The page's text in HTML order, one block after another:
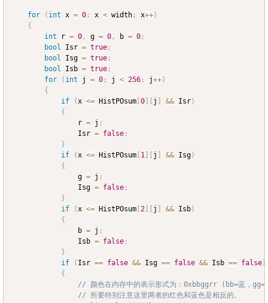
for ( int x = 0 ; x < width ; x++)
{
int r = 0 , g = 0 , b = 0 ;
bool
Isr = true ;
bool
Isg = true ;
bool
Isb = true ;
for
( int j = 0 ; j < 256 ; j++)
{
if
( x <= HistPOsum [0] [ j ] && Isr)
{
				r
= j ;
				Isr
= false ;
}
if
( x <= HistPOsum [ 1 ] [ j ] && Isg)
{
				g
= j ;
				Isg
= false ;
}
if
( x <= HistPOsum [ 2] [ j ] && Isb)
{
				b
= j ;
				Isb
= false ;
}
if
( Isr == false && Isg == false && Isb == false)
{
// 颜色在内存中的表示形式为：0xbbggrr (bb=蓝，
// 所要特别注意这里两者的红色和蓝色是相反的。